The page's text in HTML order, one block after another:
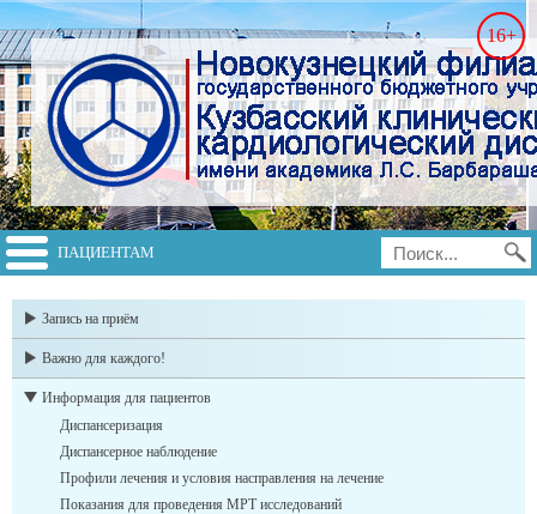
ПАЦИЕНТАМ
Запись на приём
Важно для каждого!
Информация для пациентов
Диспансеризация
Диспансерное наблюдение
Профили лечения и условия насправления на лечение
Показания для проведения МРТ исследований
16+